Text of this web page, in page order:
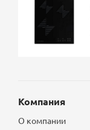
Компания
О компании